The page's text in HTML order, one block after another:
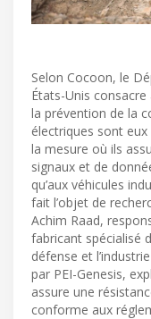
Selon Cocoon, le
États-Unis
la prévention de la
électriques sont
la mesure où ils
signaux et de
qu’aux véhicules
fait l’objet de
Achim Raad,
fabricant spécialisé
défense et
par PEI-Genesis,
assure une
conforme aux